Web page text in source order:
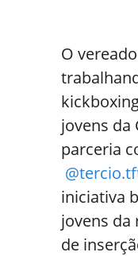
O
jovens da
parceria
iniciativa
jovens
de